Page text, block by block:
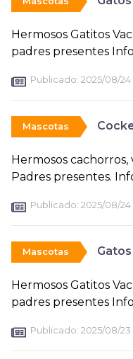
Hermosos Gatitos
padres presentes
Publicado: 2025/08/24
Mascotas
Hermosos cachorros,
Padres presentes.
Publicado: 2025/08/24
Mascotas
Hermosos Gatitos
padres presentes
Publicado: 2025/08/23